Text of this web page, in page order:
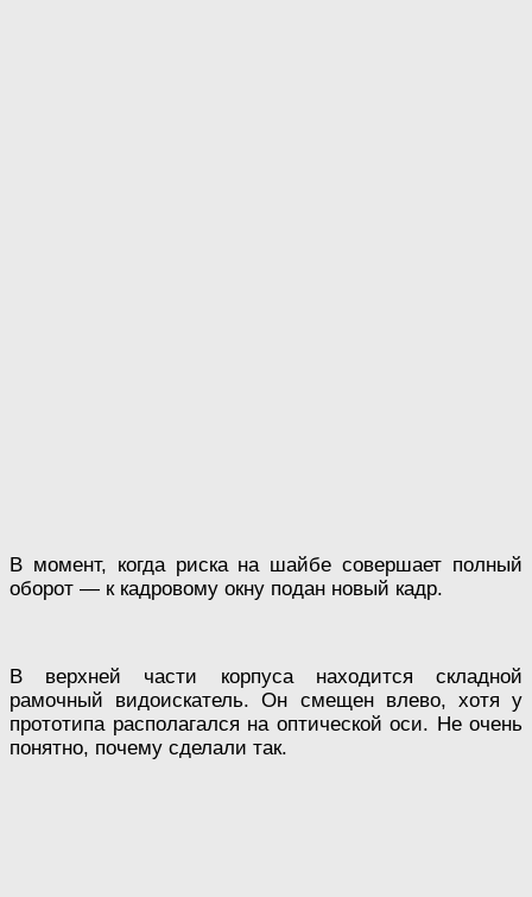
В момент, когда риска на шайбе совершает полный
оборот — к кадровому окну подан новый кадр.
В верхней части корпуса находится складной
рамочный видоискатель. Он смещен влево, хотя у
прототипа располагался на оптической оси. Не очень
понятно, почему сделали так.